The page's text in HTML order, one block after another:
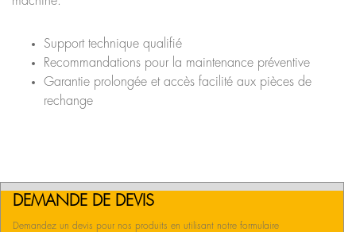
Support technique qualifié
Recommandations pour la maintenance préventive
Garantie prolongée et accès facilité aux pièces de
rechange
DEMANDE DE DEVIS
Demandez un devis pour nos produits en utilisant notre formulaire